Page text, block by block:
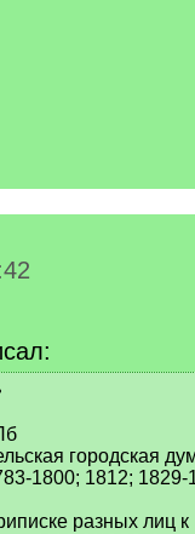
городская
1800; 1812; 1829-
разных лиц к